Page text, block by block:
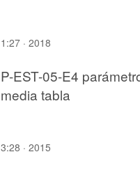
1:27 · 2018
P-EST-05-E4
media tabla
3:28 · 2015